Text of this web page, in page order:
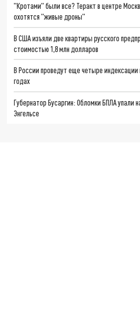
"Кротами" были все? Теракт в центре
охотятся "живые дроны"
В США изъяли две квартиры русского
стоимостью 1,8 млн долларов
В России проведут еще четыре индексации
годах
Губернатор Бусаргин: Обломки БПЛА упали
Энгельсе